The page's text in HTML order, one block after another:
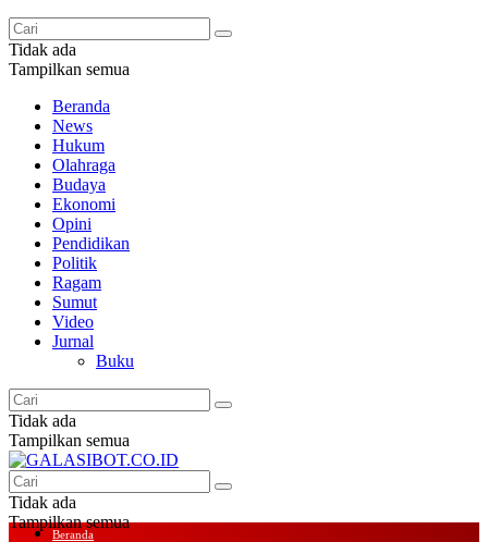
Tidak ada
Tampilkan semua
Beranda
News
Hukum
Olahraga
Budaya
Ekonomi
Opini
Pendidikan
Politik
Ragam
Sumut
Video
Jurnal
Buku
Tidak ada
Tampilkan semua
Tidak ada
Tampilkan semua
Beranda